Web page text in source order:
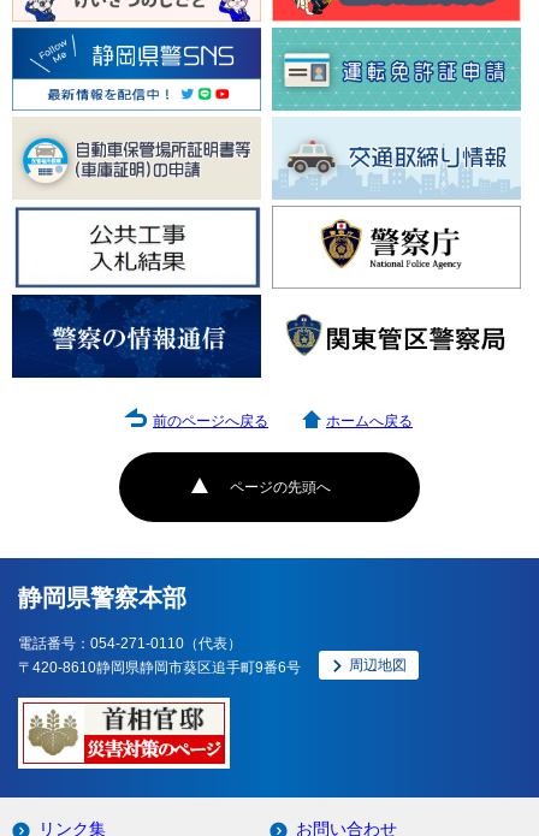
ページの先頭へ
前のページへ戻る ホームへ戻る
静岡県警察本部
電話番号：054-271-0110（代表）
〒420-8610静岡県静岡市葵区追手町9番6号
周辺地図
リンク集 お問い合わせ